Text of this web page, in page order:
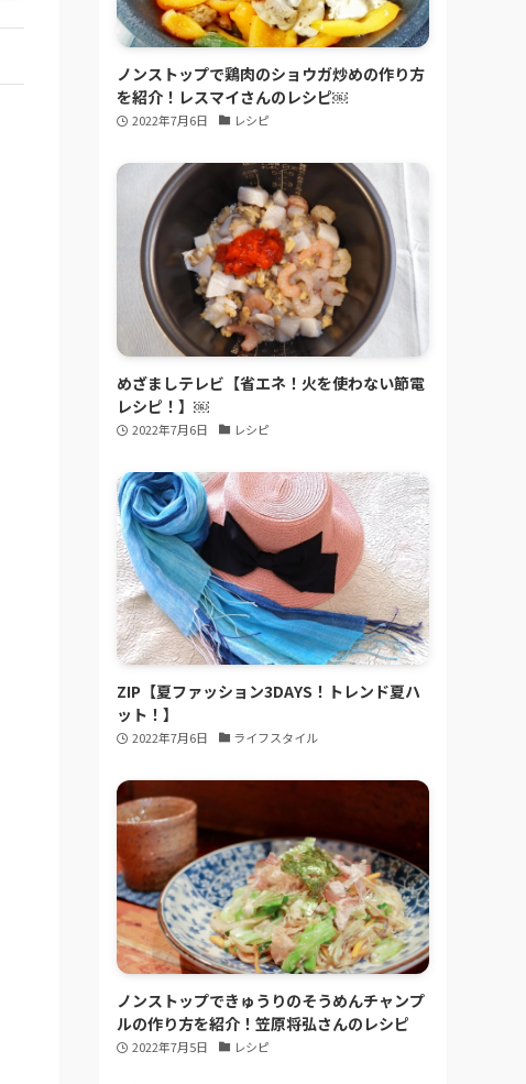
ノンストップで鶏肉のショウガ炒めの作り方
を紹介！レスマイさんのレシピ￼
2022年7月6日 レシピ
めざましテレビ【省エネ！火を使わない節電
レシピ！】￼
2022年7月6日 レシピ
ZIP【夏ファッション3DAYS！トレンド夏ハ
ット！】
2022年7月6日 ライフスタイル
ノンストップできゅうりのそうめんチャンプ
ルの作り方を紹介！笠原将弘さんのレシピ
2022年7月5日 レシピ